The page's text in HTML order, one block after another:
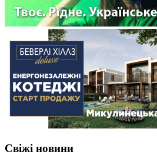
Свіжі новини